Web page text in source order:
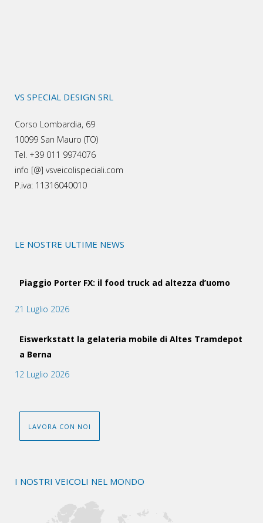
VS SPECIAL DESIGN SRL
Corso Lombardia, 69
10099 San Mauro (TO)
Tel. +39 011 9974076
info [@] vsveicolispeciali.com
P.iva: 11316040010
LE NOSTRE ULTIME NEWS
Piaggio Porter FX: il food truck ad altezza d’uomo
21 Luglio 2026
Eiswerkstatt la gelateria mobile di Altes Tramdepot
a Berna
12 Luglio 2026
LAVORA CON NOI
I NOSTRI VEICOLI NEL MONDO